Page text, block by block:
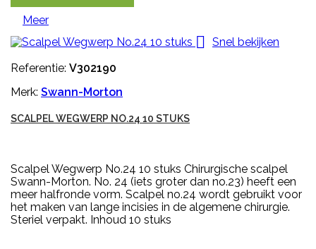
Meer

Snel bekijken
Referentie: V302190
Merk: Swann-Morton
SCALPEL WEGWERP NO.24 10 STUKS
Scalpel Wegwerp No.24 10 stuks Chirurgische scalpel
Swann-Morton. No. 24 (iets groter dan no.23) heeft een
meer halfronde vorm. Scalpel no.24 wordt gebruikt voor
het maken van lange incisies in de algemene chirurgie.
Steriel verpakt. Inhoud 10 stuks